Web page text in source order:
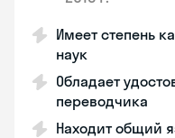
Имеет степень
наук
Обладает
переводчика
Находит общий